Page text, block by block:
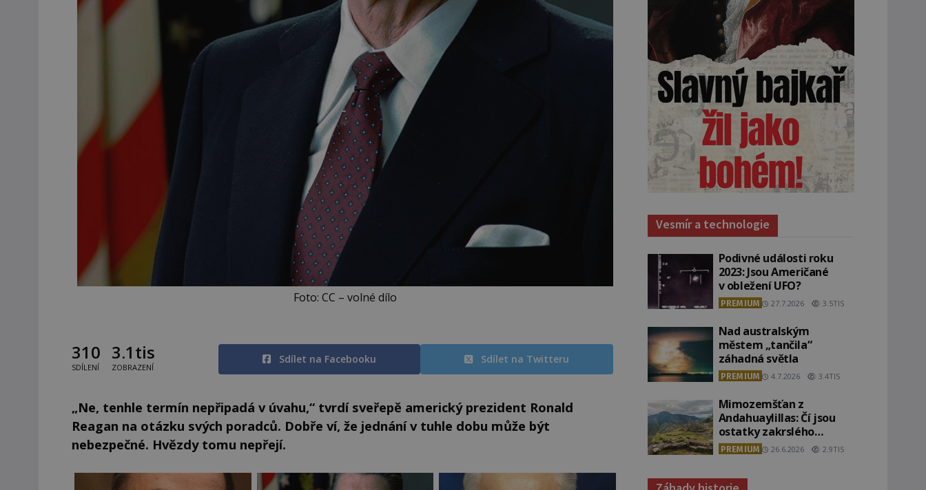
Foto: CC – volné dílo
310
SDÍLENÍ
3.1tis
ZOBRAZENÍ
Sdílet na Facebooku Sdílet na Twitteru
„Ne, tenhle termín nepřipadá v úvahu,“ tvrdí sveřepě americký prezident Ronald
Reagan na otázku svých poradců. Dobře ví, že jednání v tuhle dobu může být
nebezpečné. Hvězdy tomu nepřejí.
Vesmír a technologie
Podivné události roku
2023: Jsou Američané
v obležení UFO?
PREMIUM 27.7.2026 3.5TIS
Nad australským
městem „tančila“
záhadná světla
PREMIUM 4.7.2026 3.4TIS
Mimozemšťan z
Andahuaylillas: Čí jsou
ostatky zakrslého
stvoření s ohromnou
lebkou?
PREMIUM 26.6.2026 2.9TIS